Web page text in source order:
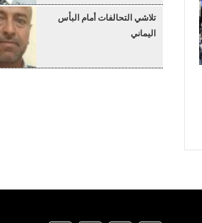
تلاشي التحالفات أمام البأس
اليماني